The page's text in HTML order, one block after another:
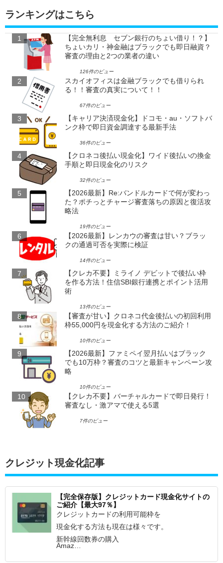
ランキングはこちら
【完全無利息 セブン銀行のちょい借り！？】
ちょいカリ・神金融はブラックでも即日融資？
審査の理由と2つの業者の違い
126件のビュー
スカイオフィスは金融ブラックでも借りられ
る！！審査の真実について！！
67件のビュー
【キャリア決済現金化】ドコモ・au・ソフトバ
ンク枠で即日資金調達する最新手法
36件のビュー
【クロネコ後払い現金化】ワイド後払いの換金
手順と即日現金化のリスク
32件のビュー
【2026最新】Re:バンドルカードで何が変わっ
た？ポチっとチャージ審査落ちの原因と復活攻
略法
19件のビュー
【2026最新】レンカウの審査は甘い？ブラッ
クの通過可否を実際に検証
14件のビュー
【クレカ不要】ミライノ デビットで後払い枠
を作る方法！住信SBI銀行連携とポイント活用
術
13件のビュー
【審査が甘い】クロネコ代金後払いの初回利用
枠55,000円を現金化する方法のご紹介！
10件のビュー
【2026最新】ファミペイ翌月払いはブラック
でも10万枠？審査のコツと最新キャンペーン攻
略
10件のビュー
【クレカ不要】バーチャルカードで即日発行！
審査なし・激アマで使える5選
7件のビュー
クレジット現金化記事
【完全保存版】クレジットカード現金化サイトの
ご紹介【最大97％】
クレジットカードの利用可能枠を
現金化する方法も現在は様々です。
新幹線回数券の購入
Amaz…